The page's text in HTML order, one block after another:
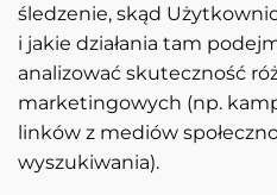
śledzenie, skąd
i jakie działania tam
analizować skuteczność
marketingowych (np.
linków z mediów
wyszukiwania).